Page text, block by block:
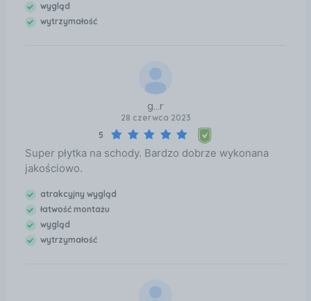
wygląd
wytrzymałość
g...r
28 czerwca 2023
5
Super płytka na schody. Bardzo dobrze wykonana
jakościowo.
atrakcyjny wygląd
łatwość montażu
wygląd
wytrzymałość